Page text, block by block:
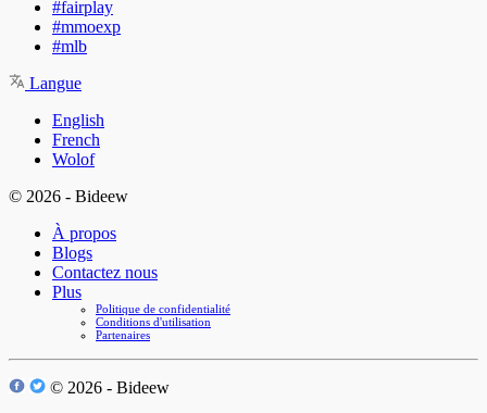
#fairplay
#mmoexp
#mlb
Langue
English
French
Wolof
© 2026 - Bideew
À propos
Blogs
Contactez nous
Plus
Politique de confidentialité
Conditions d'utilisation
Partenaires
© 2026 - Bideew